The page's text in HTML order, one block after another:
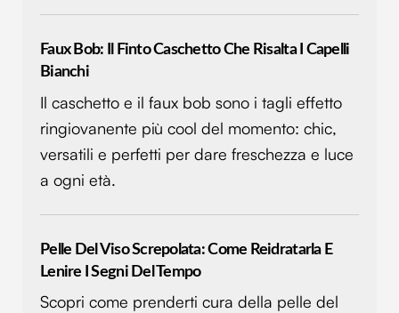
Faux Bob: Il Finto Caschetto Che Risalta I Capelli
Bianchi
Il caschetto e il faux bob sono i tagli effetto
ringiovanente più cool del momento: chic,
versatili e perfetti per dare freschezza e luce
a ogni età.
Pelle Del Viso Screpolata: Come Reidratarla E
Lenire I Segni Del Tempo
Scopri come prenderti cura della pelle del